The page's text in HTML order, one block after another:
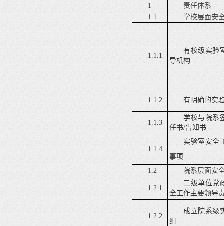
1
责任体系
1.1
学校层面安
1.1.1
有校级实验
导机构
1.1.2 有明确的实
1.1.3
学校与院系
任书/告知书
1.1.4
实验室安全
事项
1.2
院系层面安
1.2.1
二级单位党
全工作主要领导
1.2.2
成立院系级
组